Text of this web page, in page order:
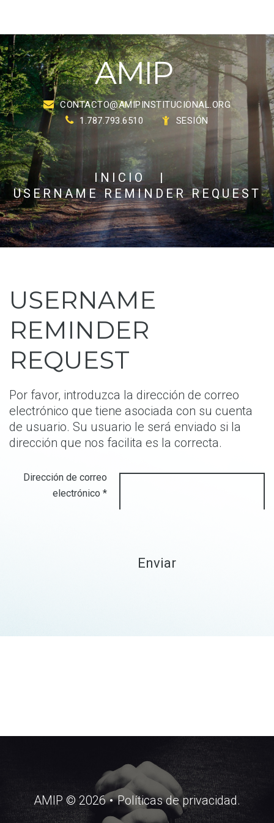
AMIP
CONTACTO@AMIPINSTITUCIONAL.ORG
1.787.793.6510
SESIÓN
INICIO
|
USERNAME REMINDER REQUEST
USERNAME
REMINDER
REQUEST
Por favor, introduzca la dirección de correo
electrónico que tiene asociada con su cuenta
de usuario. Su usuario le será enviado si la
dirección que nos facilita es la correcta.
Dirección de correo
electrónico *
Enviar
AMIP ©2026 Políticas de privacidad.